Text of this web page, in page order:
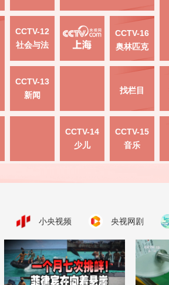
CCTV-12
社会与法
CCTV-16
奥林匹克
CCTV-13
新闻
找栏目
CCTV-14
少儿
CCTV-15
音乐
小央视频 央视网剧